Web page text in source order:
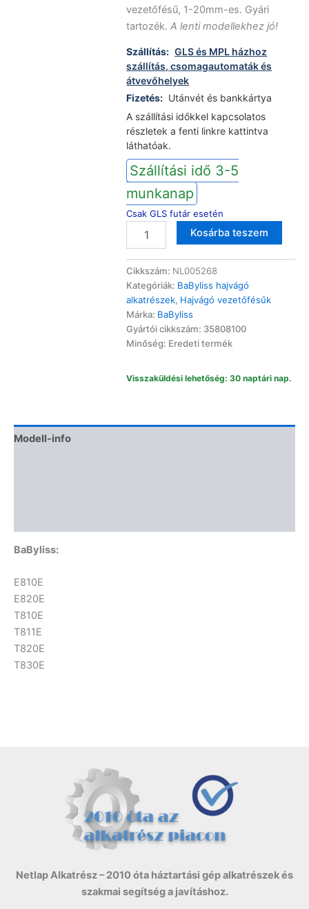
vezetőfésű, 1-20mm-es. Gyári
tartozék.A lenti modellekhez jó!
Szállítás: GLS és MPL házhoz
szállítás, csomagautomaták és
átvevőhelyek
Fizetés: Utánvét és bankkártya
A szállítási időkkel kapcsolatos
részletek a fenti linkre kattintva
láthatóak.
Szállítási idő 3-5
munkanap
Csak GLS futár esetén
hajvágó
1-
20mm
E810/E820/E830
mennyiség
Kosárba teszem
Cikkszám: NL005268
Kategóriák: BaByliss hajvágó
alkatrészek, Hajvágó vezetőfésűk
Márka: BaByliss
Gyártói cikkszám: 35808100
Minőség: Eredeti termék
Visszaküldési lehetőség: 30 naptári nap.
Modell-info
BaByliss:
E810E
E820E
T810E
T811E
T820E
T830E
Netlap Alkatrész – 2010 óta háztartási gép alkatrészek és
szakmai segítség a javításhoz.